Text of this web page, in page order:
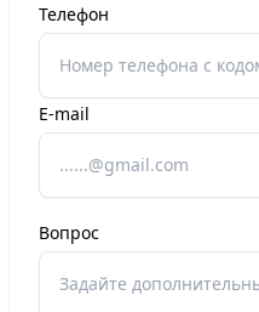
Телефон
E-mail
Вопрос